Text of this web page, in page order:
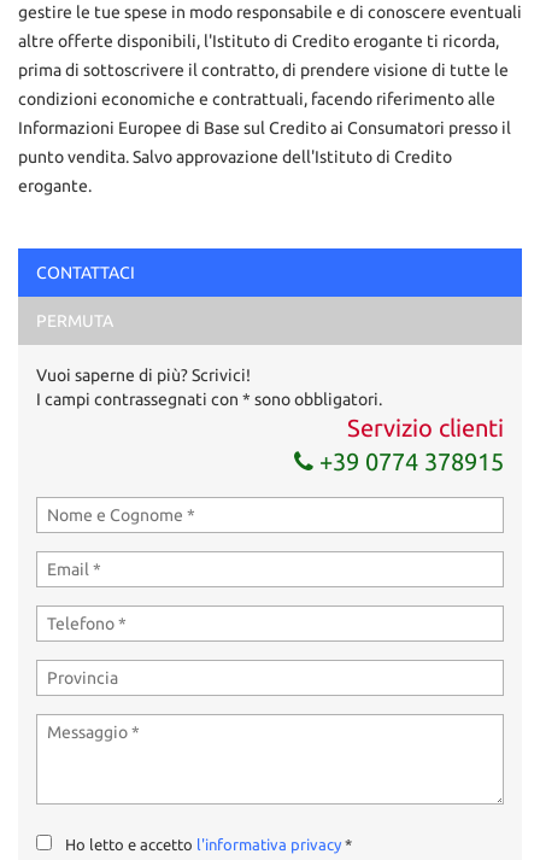
Ho letto e accetto
Acconsento al trattamento dei miei dati per finalità di
marketing
Invia la tua richiesta
gestire le tue spese in modo responsabile e di conoscere eventuali
altre offerte disponibili, l'Istituto di Credito erogante ti ricorda,
prima di sottoscrivere il contratto, di prendere visione di tutte le
condizioni economiche e contrattuali, facendo riferimento alle
Informazioni Europee di Base sul Credito ai Consumatori presso il
punto vendita. Salvo approvazione dell'Istituto di Credito
erogante.
CONTATTACI
PERMUTA
Vuoi saperne di più? Scrivici!
I campi contrassegnati con * sono obbligatori.
Servizio clienti
+39 0774 378915
Ho letto e accetto l'informativa privacy *